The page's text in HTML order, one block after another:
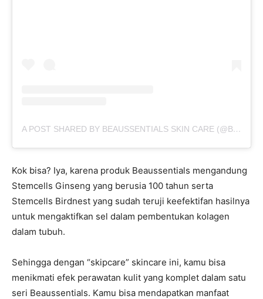
A POST SHARED BY BEAUSSENTIALS SKIN CARE (@BEAUSSENTIALS.ID)
Kok bisa? Iya, karena produk Beaussentials mengandung
Stemcells Ginseng yang berusia 100 tahun serta
Stemcells Birdnest yang sudah teruji keefektifan hasilnya
untuk mengaktifkan sel dalam pembentukan kolagen
dalam tubuh.
Sehingga dengan “skipcare” skincare ini, kamu bisa
menikmati efek perawatan kulit yang komplet dalam satu
seri Beaussentials. Kamu bisa mendapatkan manfaat